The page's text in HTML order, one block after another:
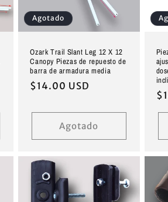
Agotado
Ozark Trail Slant Leg 12 X 12
Canopy Piezas de repuesto de
barra de armadura media
Precio
$14.00 USD
Agotado